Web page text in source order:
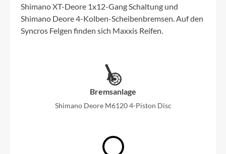
Shimano XT-Deore 1x12-Gang Schaltung und
Shimano Deore 4-Kolben-Scheibenbremsen. Auf den
Syncros Felgen finden sich Maxxis Reifen.
Bremsanlage
Shimano Deore M6120 4-Piston Disc